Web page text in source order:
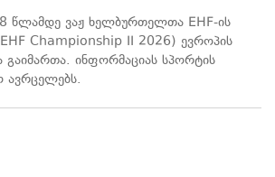
წლამდე ვაჟ ხელბურთელთა EHF-ის
Championship II 2026) ევროპის
ინფორმაციას სპორტის
ავრცელებს.